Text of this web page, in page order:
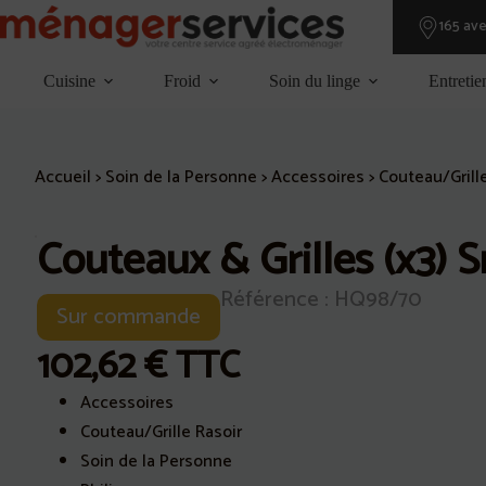
au
165
Cuisine
Froid Soin du linge
Accueil>Soin de la Personne>Accessoires>Couteau/
Couteaux & Grilles (x3)
Sur commande Référence : HQ98/70
102,62€TTC
Accessoires
Couteau/Grille Rasoir
Soin de la Personne